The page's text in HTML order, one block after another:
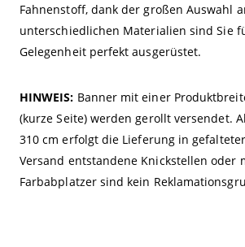
Fahnenstoff, dank der großen Auswahl
unterschiedlichen Materialien sind Sie
Gelegenheit perfekt ausgerüstet.
HINWEIS: Banner mit einer
(kurze Seite) werden gerollt versendet.
310 cm erfolgt die Lieferung in
Versand entstandene Knickstellen oder
Farbabplatzer sind kein